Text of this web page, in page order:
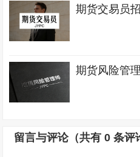
期货交易员
期货风险管
留言与评论（共有0 条评